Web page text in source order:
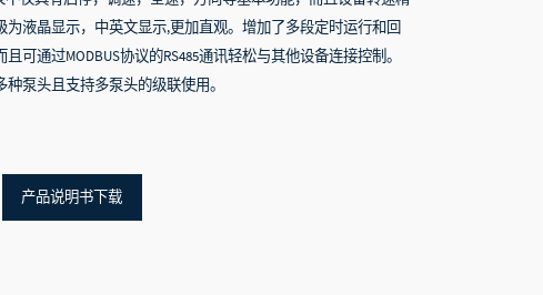
为液晶显示，中英文显示,更加直观。增加了多段定时运行和回
可通过MODBUS协议的RS485通讯轻松与其他设备连接控制。
泵头且支持多泵头的级联使用。
产品说明书下载